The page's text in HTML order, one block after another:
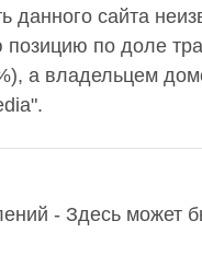
данного сайта
по доле
а владельцем
- Здесь может